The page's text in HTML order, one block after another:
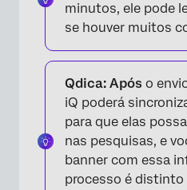
minutos, ele pode
se houver muitos
Qdica: Após o
iQ poderá
para que elas
nas pesquisas, e
banner com essa
processo é distinto